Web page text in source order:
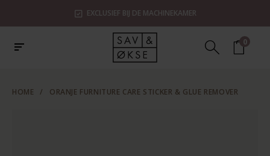
EXCLUSIEF BIJ DE MACHINEKAMER
0
HOME / ORANJE FURNITURE CARE STICKER & GLUE REMOVER